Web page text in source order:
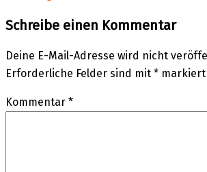
Schreibe einen Kommentar
Deine E-Mail-Adresse wird nicht
Erforderliche Felder sind mit * markiert
Kommentar *